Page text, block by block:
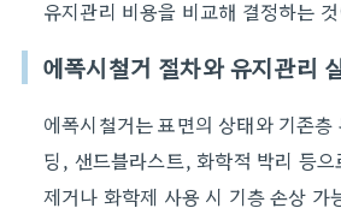
유지관리 비용을 비교해 결정하는
에폭시철거 절차와 유지관리
에폭시철거는 표면의 상태와 기존층
딩, 샌드블라스트, 화학적 박리 등
제거나 화학제 사용 시 기층 손상 가